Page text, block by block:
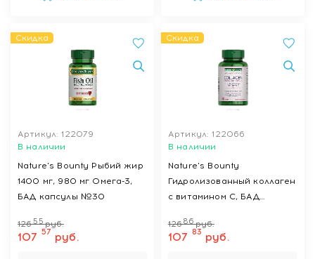
Скидка
Артикул: 122079
В наличии
Nature's Bounty Рыбий жир
1400 мг, 980 мг Омега-3,
БАД капсулы №30
12655 руб.
107 57 руб.
Скидка
Артикул: 122066
В наличии
Nature's Bounty
Гидролизованный коллаген
с витамином С, БАД
12686 руб.
107 83 руб.